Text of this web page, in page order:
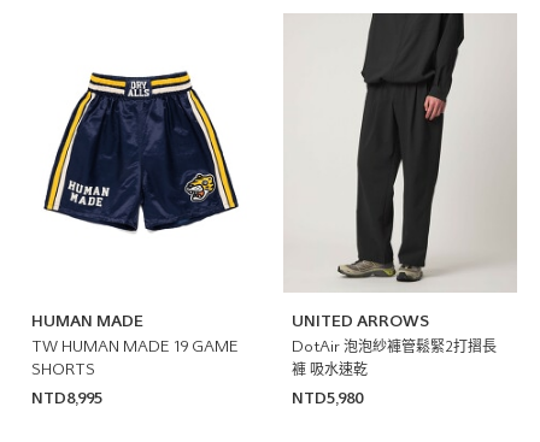
HUMAN MADE
TW HUMAN MADE 19 GAME
SHORTS
NTD8,995
UNITED ARROWS
DotAir 泡泡紗褲管鬆緊2打摺長
褲 吸水速乾
NTD5,980